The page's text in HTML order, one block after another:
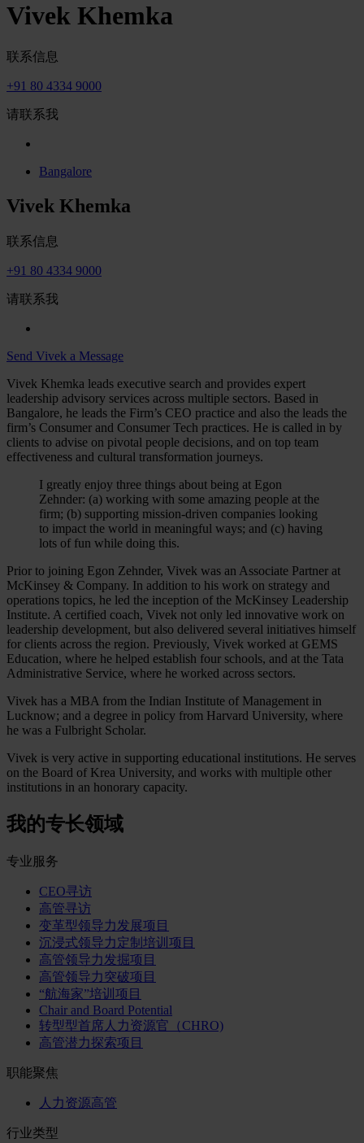
Vivek Khemka
联系信息
+91 80 4334 9000
请联系我
Bangalore
Vivek Khemka
联系信息
+91 80 4334 9000
请联系我
Send Vivek a Message
Vivek Khemka leads executive search and provides expert
leadership advisory services across multiple sectors. Based in
Bangalore, he leads the Firm’s CEO practice and also the leads the
firm’s Consumer and Consumer Tech practices. He is called in by
clients to advise on pivotal people decisions, and on top team
effectiveness and cultural transformation journeys.
I greatly enjoy three things about being at Egon
Zehnder: (a) working with some amazing people at the
firm; (b) supporting mission-driven companies looking
to impact the world in meaningful ways; and (c) having
lots of fun while doing this.
Prior to joining Egon Zehnder, Vivek was an Associate Partner at
McKinsey & Company. In addition to his work on strategy and
operations topics, he led the inception of the McKinsey Leadership
Institute. A certified coach, Vivek not only led innovative work on
leadership development, but also delivered several initiatives himself
for clients across the region. Previously, Vivek worked at GEMS
Education, where he helped establish four schools, and at the Tata
Administrative Service, where he worked across sectors.
Vivek has a MBA from the Indian Institute of Management in
Lucknow; and a degree in policy from Harvard University, where
he was a Fulbright Scholar.
Vivek is very active in supporting educational institutions. He serves
on the Board of Krea University, and works with multiple other
institutions in an honorary capacity.
我的专长领域
专业服务
CEO寻访
高管寻访
变革型领导力发展项目
沉浸式领导力定制培训项目
高管领导力发掘项目
高管领导力突破项目
“航海家”培训项目
Chair and Board Potential
转型型首席人力资源官（CHRO)
高管潜力探索项目
职能聚焦
人力资源高管
行业类型